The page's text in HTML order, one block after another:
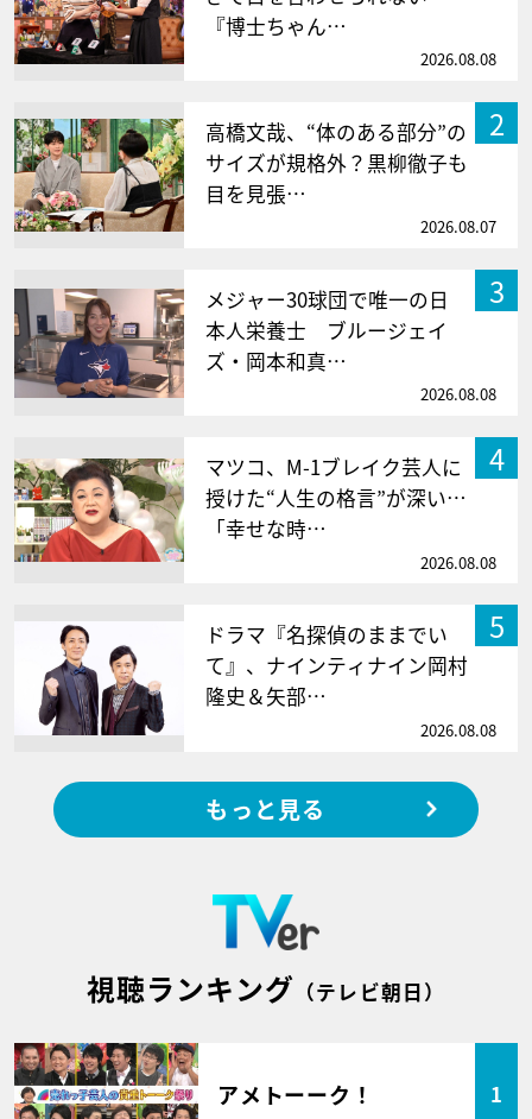
『博士ちゃん…
2026.08.08
2
高橋文哉、“体のある部分”の
サイズが規格外？黒柳徹子も
目を見張…
2026.08.07
3
メジャー30球団で唯一の日
本人栄養士 ブルージェイ
ズ・岡本和真…
2026.08.08
4
マツコ、M-1ブレイク芸人に
授けた“人生の格言”が深い…
「幸せな時…
2026.08.08
5
ドラマ『名探偵のままでい
て』、ナインティナイン岡村
隆史＆矢部…
2026.08.08
もっと見る
視聴ランキング （テレビ朝日）
アメトーーク！ 1